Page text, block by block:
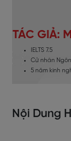
TÁC GIẢ:
IELTS 7.5
Cử nhân
5 năm kinh
Nội Dung